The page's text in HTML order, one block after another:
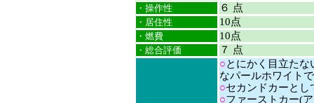
・操作性 ６ 点
・居住性 10点
・燃費 10点
・総合評価 ７ 点
○とにかく目立た
なパールホワイト
○セカンドカーとし
○ファーストカー(